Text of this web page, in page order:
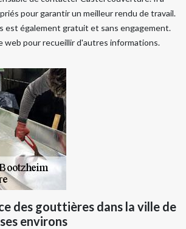
pour garantir un meilleur rendu de travail.
est également gratuit et sans engagement.
web pour recueillir d'autres informations.
des gouttières dans la ville de
environs